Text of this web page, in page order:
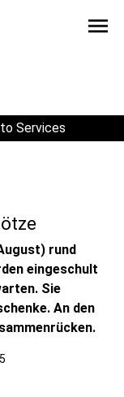
menu
Services
rund
eingeschult
Sie
An den